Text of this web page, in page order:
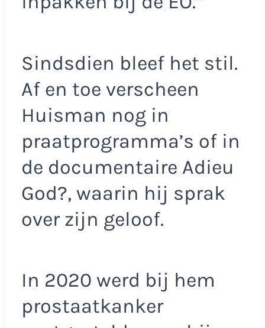
Sindsdien bleef het stil.
Af en toe verscheen
Huisman nog in
praatprogramma’s of in
de documentaire Adieu
God?, waarin hij sprak
over zijn geloof.
In 2020 werd bij hem
prostaatkanker